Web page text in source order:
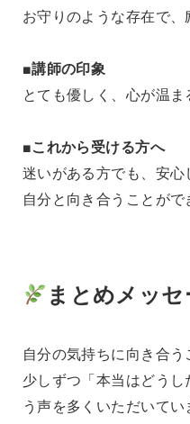
お守りのような存在で、
■講師の印象
とても優しく、心が温ま
■これから受ける方へ
迷いがある方でも、安心
自分と向き合うことがで
まとめメッセ
自分の気持ちに向き合う
少しずつ「本当はどう
う声を多くいただいてい